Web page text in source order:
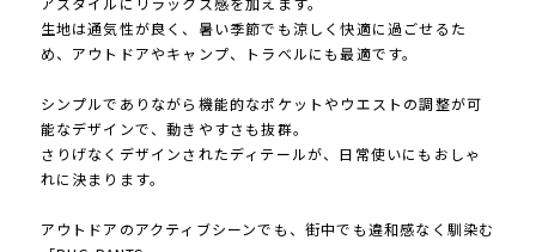
生地は通気性が良く、暑い季節でも涼しく快適に過ごせるた
め、アウトドアやキャンプ、トラベルにも最適です。
シンプルでありながら機能的なポケットやウエストの調整が可
能なデザインで、動きやすさも抜群。
さりげなくデザインされたディテールが、日常使いにもおしゃ
れに決まります。
アウトドアのアクティブシーンでも、街中でも違和感なく馴染む